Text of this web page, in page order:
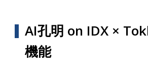
AI孔明 on IDX ×
機能